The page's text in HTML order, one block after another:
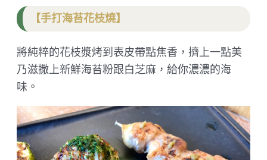
【手打海苔花枝燒】
將純粹的花枝漿烤到表皮帶點焦香，擠上一點美
乃滋撒上新鮮海苔粉跟白芝麻，給你濃濃的海
味。